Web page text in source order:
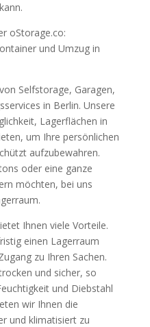
oStorage.co:
und Umzug in
Selfstorage, Garagen,
in Berlin. Unsere
Lagerflächen in
um Ihre persönlichen
aufzubewahren.
oder eine ganze
möchten, bei uns
Ihnen viele Vorteile.
einen Lagerraum
zu Ihren Sachen.
und sicher, so
und Diebstahl
wir Ihnen die
und klimatisiert zu